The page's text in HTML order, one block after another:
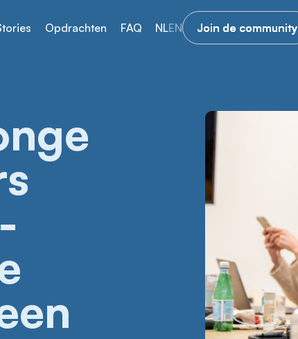
Opdrachten FAQ NLEN Join de community
Join de community